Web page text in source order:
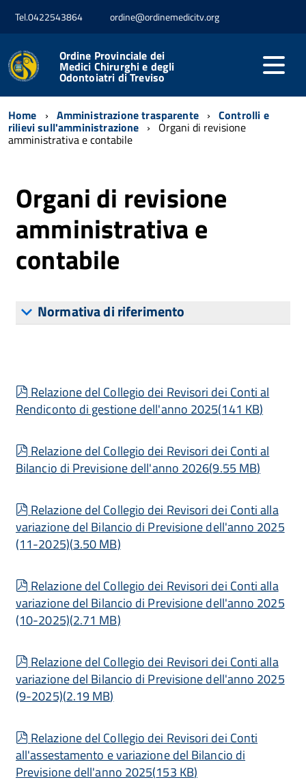
Tel.0422543864 ordine@ordinemedicitv.org
Ordine Provinciale dei
Medici Chirurghi e degli
Odontoiatri di Treviso
Home Amministrazione trasparente Controlli e
rilievi sull'amministrazione Organi di revisione
amministrativa e contabile
Organi di revisione
amministrativa e
contabile
Normativa di riferimento
pdf
Relazione del Collegio dei Revisori dei Conti al
Rendiconto di gestione dell'anno 2025(141 KB)
pdf
Relazione del Collegio dei Revisori dei Conti al
Bilancio di Previsione dell'anno 2026(9.55 MB)
pdf
Relazione del Collegio dei Revisori dei Conti alla
variazione del Bilancio di Previsione dell'anno 2025
(11-2025)(3.50 MB)
pdf
Relazione del Collegio dei Revisori dei Conti alla
variazione del Bilancio di Previsione dell'anno 2025
(10-2025)(2.71 MB)
pdf
Relazione del Collegio dei Revisori dei Conti alla
variazione del Bilancio di Previsione dell'anno 2025
(9-2025)(2.19 MB)
pdf
Relazione del Collegio dei Revisori dei Conti
all'assestamento e variazione del Bilancio di
Previsione dell'anno 2025(153 KB)